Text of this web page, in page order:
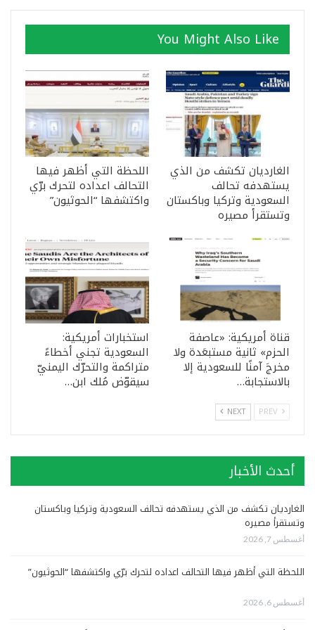
You Might Also Like
الغارديان تكشف من الذي
يستهدفه تحالف
السعودية وتركيا وباكستان
وتستقرأ مصيره
اللحظة التي أظهر فيها
التحالف اعداده لتحرك برّي
واكتشفها “الحوثيون”
قناة أمريكية: «عاصفة
الحزم» ثانية مستبعَدة ولا
مخرجَ آمنًا للسعودية إلا
بالاستجابة…
استخبارات أمريكية:
السعودية تجني أخطاءً
متراكمة والتحرّك اليمنيّ
سيقوّض مُلك ابن…
NEXT
أحدث الأخبار
الغارديان تكشف من الذي يستهدفه تحالف السعودية وتركيا وباكستان
وتستقرأ مصيره
أغسطس 7, 2026
اللحظة التي أظهر فيها التحالف اعداده لتحرك برّي واكتشفها “الحوثيون”
أغسطس 6, 2026